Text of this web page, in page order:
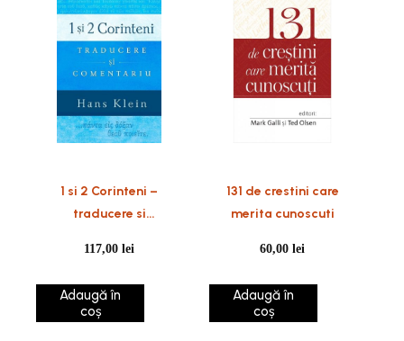
1 si 2 Corinteni –
traducere si
117,00lei
Adaugă în
coș
131 de crestini care
merita cunoscuti
60,00lei
Adaugă în
coș